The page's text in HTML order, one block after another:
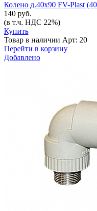
Колено д.40х90 FV-Plast
140 руб.
(в т.ч. НДС 22%)
Купить
Товар в наличии Арт: 20
Перейти в корзину
Добавлено